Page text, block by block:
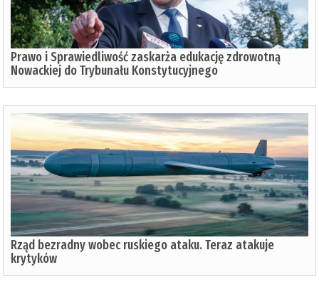
Prawo i Sprawiedliwość zaskarża edukację zdrowotną
Nowackiej do Trybunału Konstytucyjnego
Rząd bezradny wobec ruskiego ataku. Teraz atakuje
krytyków